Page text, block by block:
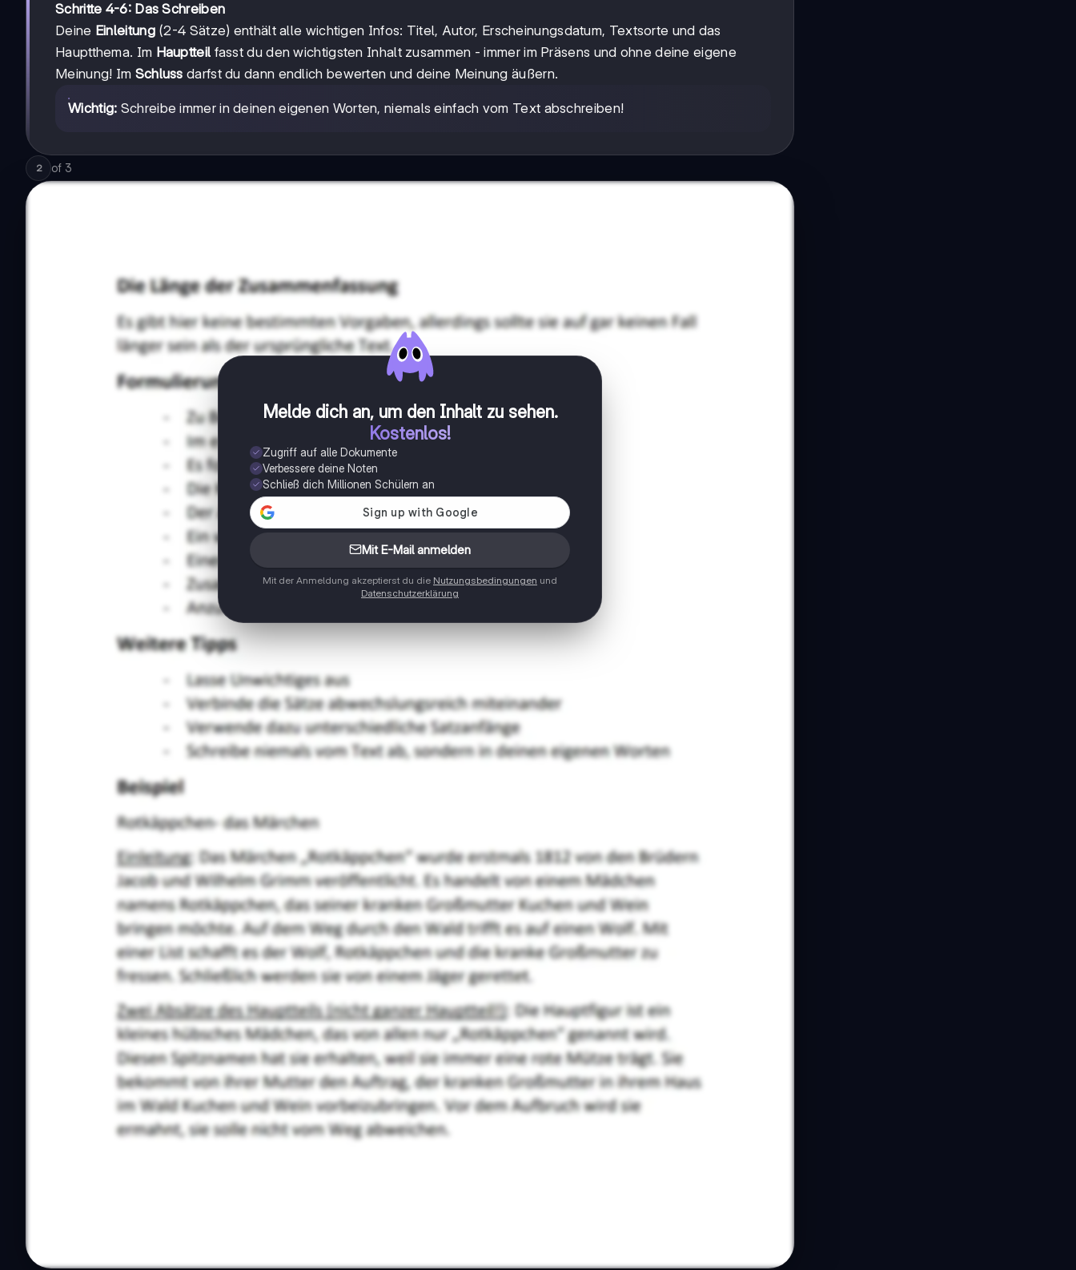
Schritte 4-6: Das Schreiben
Deine Einleitung(2-4 Sätze) enthält alle wichtigen Infos: Titel, Autor, Erscheinungsdatum, Textsorte und das
Hauptthema. Im Hauptteil fasst du den wichtigsten Inhalt zusammen - immer im Präsens und ohne deine eigene
Meinung! Im Schluss darfst du dann endlich bewerten und deine Meinung äußern.
Wichtig: Schreibe immer in deinen eigenen Worten, niemals einfach vom Text abschreiben!
2 of 3
Melde dich an, um den Inhalt zu sehen.
Kostenlos!
Zugriff auf alle Dokumente
Verbessere deine Noten
Schließ dich Millionen Schülern an
Mit E-Mail anmelden
Mit der Anmeldung akzeptierst du die Nutzungsbedingungen und
Datenschutzerklärung